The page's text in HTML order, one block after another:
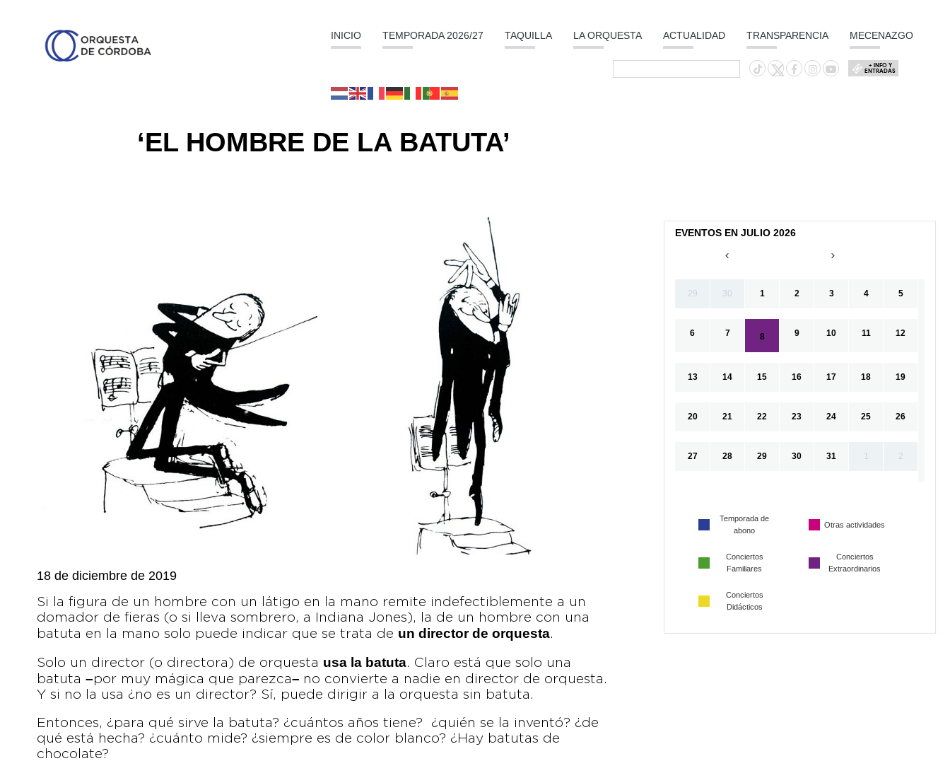
INICIO TEMPORADA 2026/27 TAQUILLA LA ORQUESTA ACTUALIDAD TRANSPARENCIA MECENAZGO
+ INFO Y
ENTRADAS
‘EL HOMBRE DE LA BATUTA’
18 de diciembre de 2019
Si la figura de un hombre con un látigo en la mano remite indefectiblemente a un
domador de fieras (o si lleva sombrero, a Indiana Jones), la de un hombre con una
batuta en la mano solo puede indicar que se trata de un director de orquesta.
Solo un director (o directora) de orquesta usa la batuta. Claro está que solo una
batuta –por muy mágica que parezca– no convierte a nadie en director de orquesta.
Y si no la usa ¿no es un director? Sí, puede dirigir a la orquesta sin batuta.
Entonces, ¿para qué sirve la batuta? ¿cuántos años tiene? ¿quién se la inventó? ¿de
qué está hecha? ¿cuánto mide? ¿siempre es de color blanco? ¿Hay batutas de
chocolate?
EVENTOS EN JULIO 2026
29 30 1 2 3 4 5
6 7 8 9 10 11 12
13 14 15 16 17 18 19
20 21 22 23 24 25 26
27 28 29 30 31 1 2
Temporada de
abono
Otras actividades
Conciertos
Familiares
Conciertos
Extraordinarios
Conciertos
Didácticos